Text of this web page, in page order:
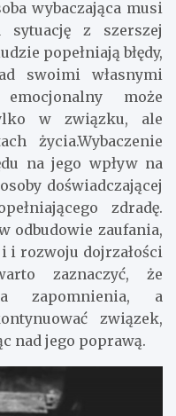
wybaczająca musi
z szerszej
popełniają błędy,
swoimi własnymi
może
w związku, ale
życia.Wybaczenie
na jego wpływ na
doświadczającej
zdradę.
odbudowie zaufania,
i rozwoju dojrzałości
zaznaczyć, że
zapomnienia, a
związek,
nad jego poprawą.